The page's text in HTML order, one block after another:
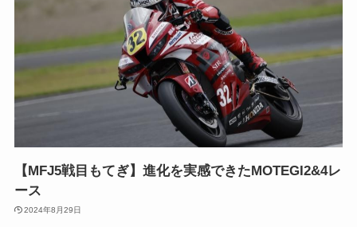
【MFJ5戦目もてぎ】進化を実感できたMOTEGI2&4レ
ース
2024年8月29日